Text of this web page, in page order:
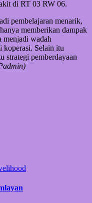
di RT 03 RW 06.
pembelajaran menarik,
memberikan dampak
menjadi wadah
koperasi. Selain itu
strategi pemberdayaan